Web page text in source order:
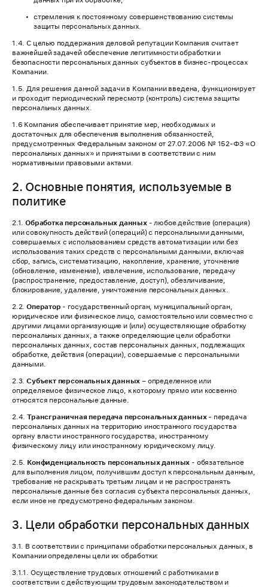
стремления к постоянному совершенствованию системы
защиты персональных данных.
1.4. С целью поддержания деловой репутации Компания считает
важнейшей задачей обеспечение легитимности обработки и
безопасности персональных данных субъектов в бизнес-процессах
Компании.
1.5. Для решения данной задачи в Компании введена, функционирует
и проходит периодический пересмотр (контроль) система защиты
персональных данных.
1.6 Компания обеспечивает принятие мер, необходимых и
достаточных для обеспечения выполнения обязанностей,
предусмотренных Федеральным законом от 27.07.2006 № 152-ФЗ «О
персональных данных» и принятыми в соответствии с ним
нормативными правовыми актами.
2. Основные понятия, используемые в
политике
2.1.Обработка персональных данных- любое действие (операция)
или совокупность действий (операций) с персональными данными,
совершаемых с использованием средств автоматизации или без
использования таких средств с персональными данными, включая
сбор, запись, систематизацию, накопление, хранение, уточнение
(обновление, изменение), извлечение, использование, передачу
(распространение, предоставление, доступ), обезличивание,
блокирование, удаление, уничтожение персональных данных.
2.2.Оператор - государственный орган, муниципальный орган,
юридическое или физическое лицо, самостоятельно или совместно с
другими лицами организующие и (или) осуществляющие обработку
персональных данных, а также определяющие цели обработки
персональных данных, состав персональных данных, подлежащих
обработке, действия (операции), совершаемые с персональными
данными.
2.3.Субъект персональных данных – определенное или
определяемое физическое лицо, к которому прямо или косвенно
относятся персональные данные.
2.4.Трансграничная передача персональных данных - передача
персональных данных на территорию иностранного государства
органу власти иностранного государства, иностранному
физическому лицу или иностранному юридическому лицу.
2.5. Конфиденциальность персональных данных - обязательное
для выполнения лицом, получившим доступ к персональным данным,
требование не раскрывать третьим лицам и не распространять
персональные данные без согласия субъекта персональных данных,
если иное не предусмотрено федеральным законом.
3. Цели обработки персональных данных
3.1. В соответствии с принципами обработки персональных данных, в
Компании определены цели их обработки:
3.1.1. Осуществление трудовых отношений с работниками в
соответствии с действующим трудовым законодательством и